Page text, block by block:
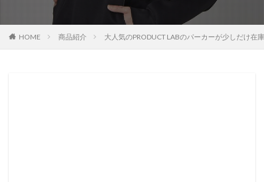
HOME 商品紹介 大人気のPRODUCT LABのパーカーが少しだけ在